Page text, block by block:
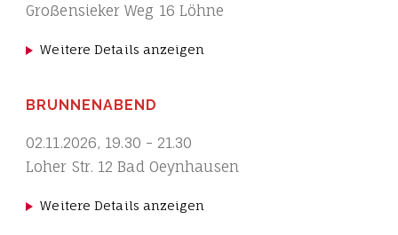
Großensieker Weg 16 Löhne
Weitere Details anzeigen
BRUNNENABEND
02.11.2026, 19.30 - 21.30
Loher Str. 12 Bad Oeynhausen
Weitere Details anzeigen